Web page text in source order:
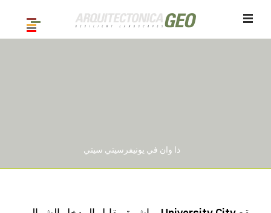
ذا وان في يونيفرسيتي سيتي